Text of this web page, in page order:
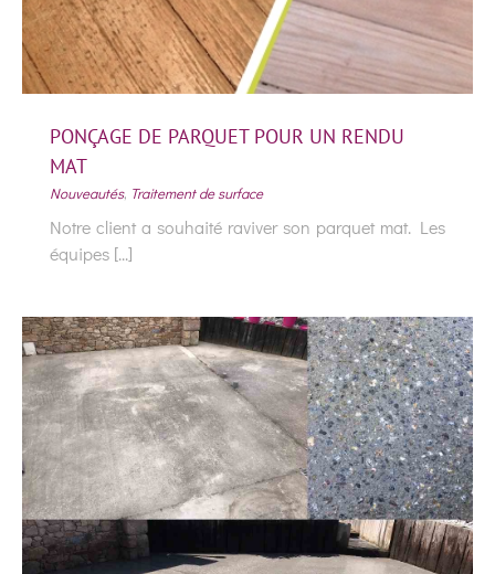
Réfection d’une terrasse en béton
Nouveautés Traitement de surface
PONÇAGE DE PARQUET POUR UN RENDU
MAT
Nouveautés Traitement de surface
PONÇAGE DE PARQUET POUR UN RENDU
MAT
Nouveautés, Traitement de surface
Notre client a souhaité raviver son parquet mat. Les
équipes [...]